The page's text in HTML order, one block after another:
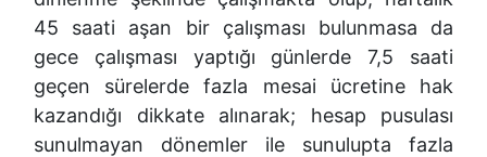
45 saati aşan bir çalışması bulunmasa da
gece çalışması yaptığı günlerde 7,5 saati
geçen sürelerde fazla mesai ücretine hak
kazandığı dikkate alınarak; hesap pusulası
sunulmayan dönemler ile sunulupta fazla